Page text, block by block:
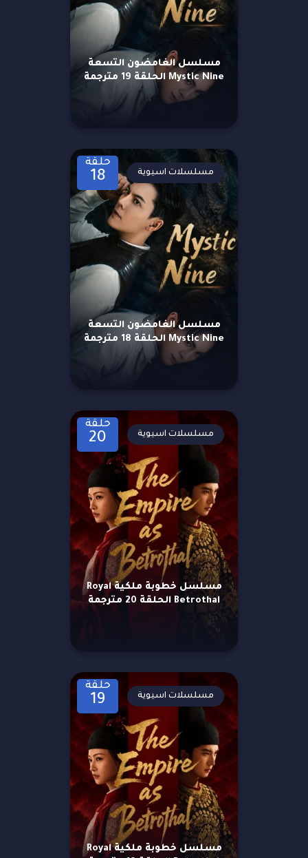
مسلسل الغامضون التسعة
Mystic Nine الحلقة 19 مترجمة
حلقة
18
مسلسل الغامضون التسعة
Mystic Nine الحلقة 18 مترجمة
مسلسلات اسيوية
حلقة
20
مسلسل خطوبة ملكية Royal
Betrothal الحلقة 20 مترجمة
مسلسلات اسيوية
حلقة
19
مسلسل خطوبة ملكية Royal
مسلسلات اسيوية